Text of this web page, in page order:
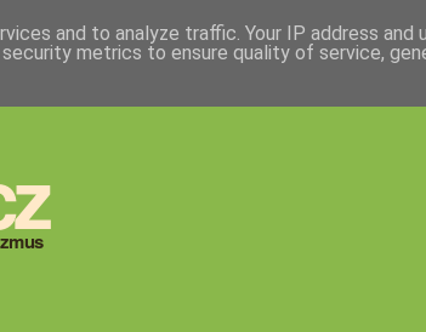
and to analyze traffic. Your IP address and
metrics to ensure quality of service,